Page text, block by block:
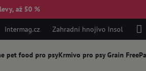
až 50 %
Intermag.cz Zahradní hnojivo Insol
pet food pro psyKrmivo pro psy Grain Free